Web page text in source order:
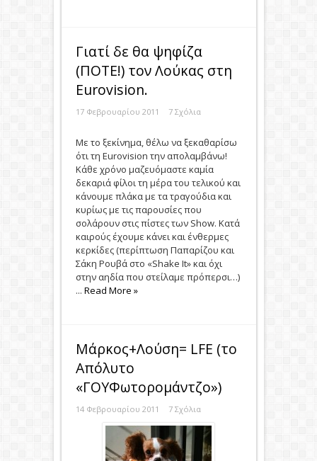
Γιατί δε θα ψηφίζα
(ΠΟΤΕ!) τον Λούκας στη
Eurovision.
17 Φεβρουαρίου 2011 7 Σχόλια
Με το ξεκίνημα, θέλω να ξεκαθαρίσω
ότι τη Eurovision την απολαμβάνω!
Κάθε χρόνο μαζευόμαστε καμία
δεκαριά φίλοι τη μέρα του τελικού και
κάνουμε πλάκα με τα τραγούδια και
κυρίως με τις παρουσίες που
σολάρουν στις πίστες των Show. Κατά
καιρούς έχουμε κάνει και ένθερμες
κερκίδες (περίπτωση Παπαρίζου και
Σάκη Ρουβά στο «Shake Ιt» και όχι
στην αηδία που στείλαμε πρόπερσι…)
... Read More »
Μάρκος+Λούση= LFE (το
Απόλυτο
«ΓΟΥΦωτορομάντζο»)
14 Φεβρουαρίου 2011 7 Σχόλια